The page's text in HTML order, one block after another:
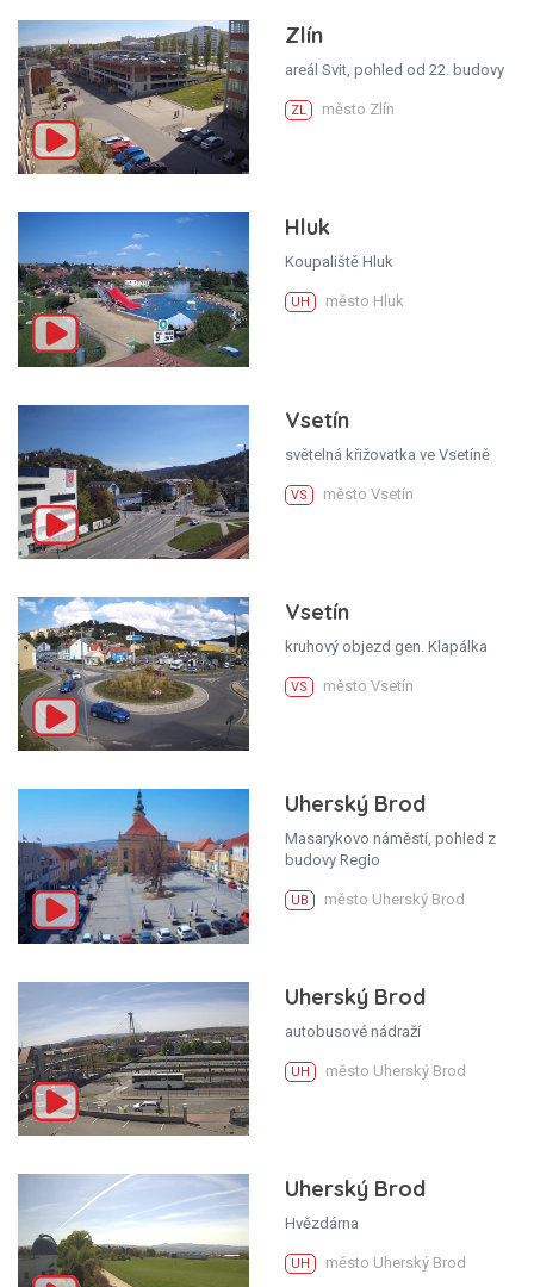
Zlín
areál Svit, pohled od 22. budovy
ZL město Zlín
Hluk
Koupaliště Hluk
UH město Hluk
Vsetín
světelná křižovatka ve Vsetíně
VS město Vsetín
Vsetín
kruhový objezd gen. Klapálka
VS město Vsetín
Uherský Brod
Masarykovo náměstí, pohled z
budovy Regio
UB město Uherský Brod
Uherský Brod
autobusové nádraží
UH město Uherský Brod
Uherský Brod
Hvězdárna
UH město Uherský Brod